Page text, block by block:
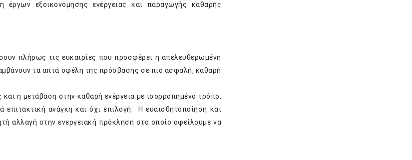
εξοικονόμησης ενέργειας και παραγωγής καθαρής
πλήρως τις ευκαιρίες που προσφέρει η απελευθερωμένη
τα απτά οφέλη της πρόσβασης σε πιο ασφαλή, καθαρή
η μετάβαση στην καθαρή ενέργεια με ισορροπημένο τρόπο,
ανάγκη και όχι επιλογή. Η ευαισθητοποίηση και
αλλαγή στην ενεργειακή πρόκληση στο οποίο οφείλουμε να